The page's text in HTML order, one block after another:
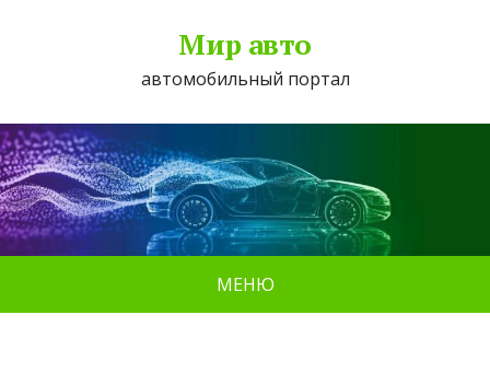
Мир авто
автомобильный портал
МЕНЮ